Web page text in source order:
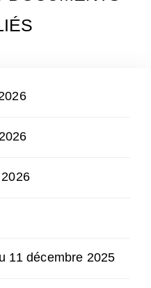
11 décembre 2025